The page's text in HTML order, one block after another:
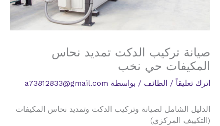
صيانة تركيب الدكت تمديد نحاس
المكيفات حي نخب
اترك تعليقاً / الطائف / بواسطة a73812833@gmail.com
الدليل الشامل لصيانة وتركيب الدكت وتمديد نحاس المكيفات
(التكييف المركزي)